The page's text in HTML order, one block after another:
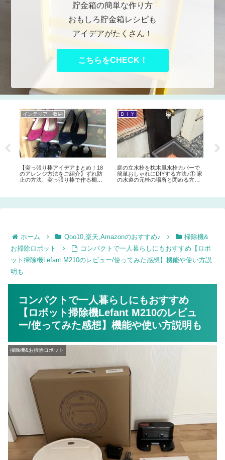
貯金箱の簡単な作り方
おもしろ貯金箱レシピも
アイデアがたくさん！
こちらをCHECK！
夏休みの工作&自由研究♪
【クリップを曲げるだけで簡単！
リカちゃん等人形の洋服ハンガー
とクローゼットの作り方】ダイソ
ー木箱をクローゼットにリメイ
ク。子供と手作りリカちゃんハウ
ス④
お料理 お菓子 パン
お家で手作りおやつ【フワフワし
っとりアメリカンマフィンの作り
方】チョコでバレンタインにも♡
ブルーベリーマフィンなどアレン
ジレシピも♪
ホーム Qoo10,楽天,Amazonのおすすめ♪
掃除機&
お掃除ロボット
コンパクトで一人暮らしにもおすすめ【ロボ
ット掃除機Lefant M210のレビュー/使ってみた感想】機能や使い方説
明も
コンパクトで一人暮らしにもおすすめ
【ロボット掃除機Lefant M210のレビュ
ー/使ってみた感想】機能や使い方説明も
掃除機&お掃除ロボット